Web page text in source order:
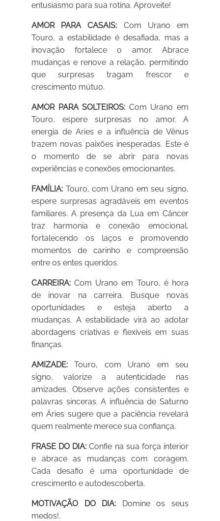
entusiasmo para sua rotina. Aproveite!
AMOR PARA CASAIS: Com Urano em
Touro, a estabilidade é desafiada, mas a
inovação fortalece o amor. Abrace
mudanças e renove a relação, permitindo
que surpresas tragam frescor e
crescimento mútuo.
AMOR PARA SOLTEIROS: Com Urano em
Touro, espere surpresas no amor. A
energia de Aries e a influência de Vênus
trazem novas paixões inesperadas. Este é
o momento de se abrir para novas
experiências e conexões emocionantes.
FAMÍLIA: Touro, com Urano em seu signo,
espere surpresas agradáveis em eventos
familiares. A presença da Lua em Câncer
traz harmonia e conexão emocional,
fortalecendo os laços e promovendo
momentos de carinho e compreensão
entre os entes queridos.
CARREIRA: Com Urano em Touro, é hora
de inovar na carreira. Busque novas
oportunidades e esteja aberto a
mudanças. A estabilidade virá ao adotar
abordagens criativas e flexíveis em suas
finanças.
AMIZADE: Touro, com Urano em seu
signo, valorize a autenticidade nas
amizades. Observe ações consistentes e
palavras sinceras. A influência de Saturno
em Áries sugere que a paciência revelará
quem realmente merece sua confiança.
FRASE DO DIA: Confie na sua força interior
e abrace as mudanças com coragem.
Cada desafio é uma oportunidade de
crescimento e autodescoberta.
MOTIVAÇÃO DO DIA: Domine os seus
medos!.